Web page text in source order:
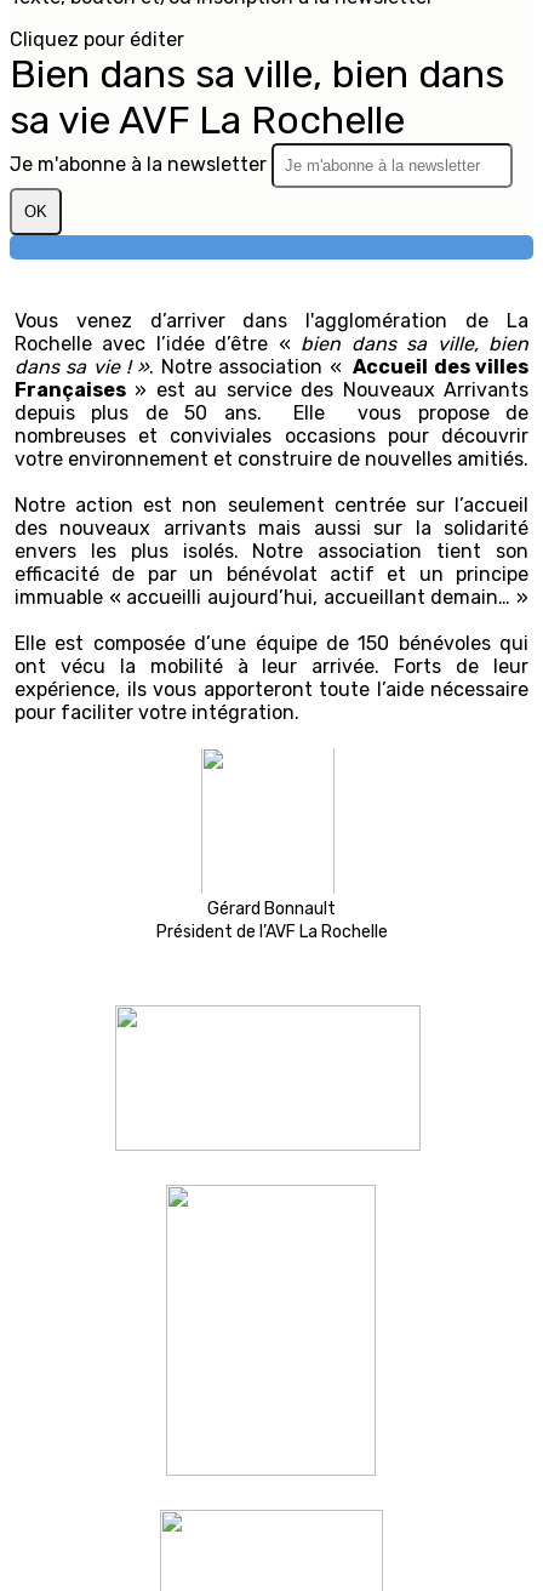
Cliquez pour éditer
Bien dans sa ville, bien dans
sa vie AVF La Rochelle
Je m'abonne à la newsletter
OK
Vous venez d’arriver dans l'agglomération de La
Rochelle avec l’idée d’être « bien dans sa ville, bien
dans sa vie ! ». Notre association « Accueil des villes
Françaises » est au service des Nouveaux Arrivants
depuis plus de 50 ans. Elle vous propose de
nombreuses et conviviales occasions pour découvrir
votre environnement et construire de nouvelles amitiés.
Notre action est non seulement centrée sur l’accueil
des nouveaux arrivants mais aussi sur la solidarité
envers les plus isolés. Notre association tient son
efficacité de par un bénévolat actif et un principe
immuable « accueilli aujourd’hui, accueillant demain… »
Elle est composée d’une équipe de 150 bénévoles qui
ont vécu la mobilité à leur arrivée. Forts de leur
expérience, ils vous apporteront toute l’aide nécessaire
pour faciliter votre intégration.
Gérard Bonnault
Président de l’AVF La Rochelle